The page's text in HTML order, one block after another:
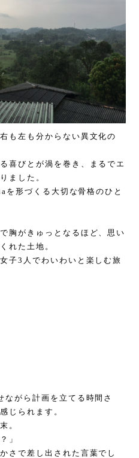
も左も分からない異文化の
喜びとが渦を巻き、まるでエ
ました。
形づくる大切な骨格のひと
胸がきゅっとなるほど、思い
れた土地。
子3人でわいわいと楽しむ旅
ながら計画を立てる時間さ
じられます。
。
」
さで差し出された言葉でし